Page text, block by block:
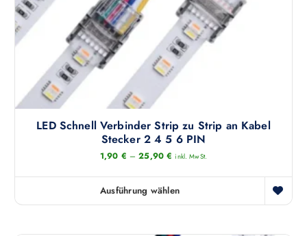
LED Schnell Verbinder Strip zu Strip an Kabel
Stecker 2 4 5 6 PIN
1,90 € –25,90€ inkl. MwSt.
Ausführung wählen
D